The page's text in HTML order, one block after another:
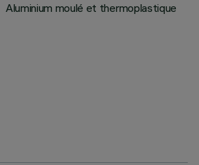
Aluminium moulé et thermoplastique